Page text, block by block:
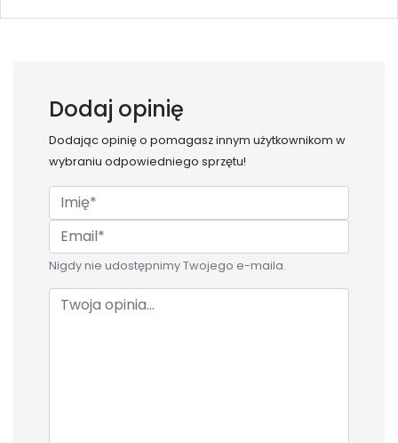
Dodaj opinię
Dodając opinię o pomagasz innym użytkownikom w
wybraniu odpowiedniego sprzętu!
Nigdy nie udostępnimy Twojego e-maila.